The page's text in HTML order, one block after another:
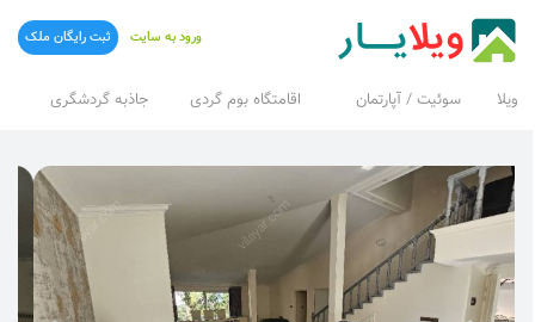
ویلا سوئیت / آپارتمان اقامتگاه بوم گردی جاذبه گردشگری
ورود به سایت ثبت رایگان ملک